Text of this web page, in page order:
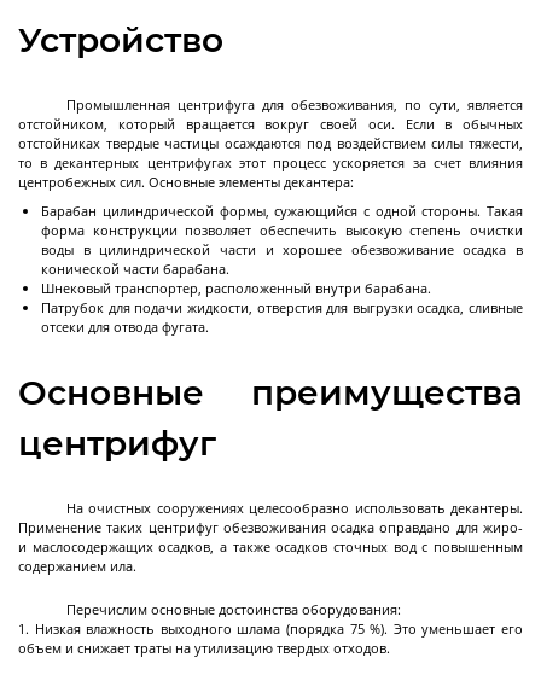
действия
нержавеющие
Стальные химические реакторы
Стальные смесители
реактор
ректификации
Реакторы
стеклянные
Устройство
Промышленная центрифуга для обезвоживания, по сути, является
отстойником, который вращается вокруг своей оси. Если в обычных
отстойниках твердые частицы осаждаются под воздействием силы тяжести,
то в декантерных центрифугах этот процесс ускоряется за счет влияния
центробежных сил. Основные элементы декантера:
Барабан цилиндрической формы, сужающийся с одной стороны. Такая
форма конструкции позволяет обеспечить высокую степень очистки
воды в цилиндрической части и хорошее обезвоживание осадка в
конической части барабана.
Шнековый транспортер, расположенный внутри барабана.
Патрубок для подачи жидкости, отверстия для выгрузки осадка, сливные
отсеки для отвода фугата.
Основные преимущества
центрифуг
На очистных сооружениях целесообразно использовать декантеры.
Применение таких центрифуг обезвоживания осадка оправдано для жиро-
и маслосодержащих осадков, а также осадков сточных вод с повышенным
содержанием ила.
Перечислим основные достоинства оборудования:
Низкая влажность выходного шлама (порядка 75 %). Это уменьшает его
объем и снижает траты на утилизацию твердых отходов.